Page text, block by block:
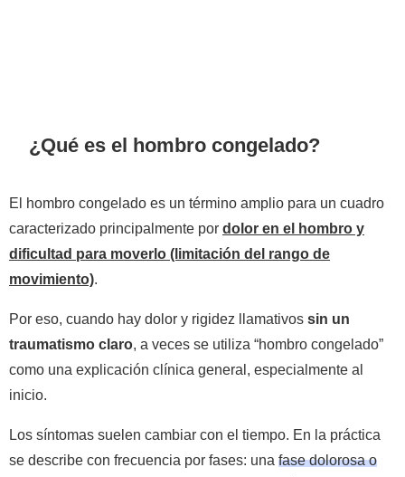
¿Qué es el hombro congelado?
El hombro congelado es un término amplio para un cuadro
caracterizado principalmente por dolor en el hombro y
dificultad para moverlo (limitación del rango de
movimiento)
Por eso, cuando hay dolor y rigidez llamativos sin un
traumatismo claro , a veces se utiliza “hombro congelado”
como una explicación clínica general, especialmente al
inicio.
Los síntomas suelen cambiar con el tiempo. En la práctica
se describe con frecuencia por fases: una fase dolorosa o